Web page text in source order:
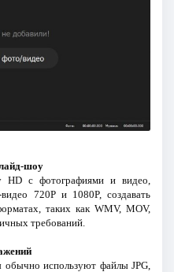
шоу
HD с фотографиями и видео,
720P и 1080P, создавать
таких как WMV, MOV,
требований.
используют файлы JPG,